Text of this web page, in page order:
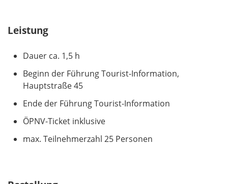
Leistung
Dauer ca. 1,5 h
Beginn der Führung Tourist-Information,
Hauptstraße 45
Ende der Führung Tourist-Information
ÖPNV-Ticket inklusive
max. Teilnehmerzahl 25 Personen